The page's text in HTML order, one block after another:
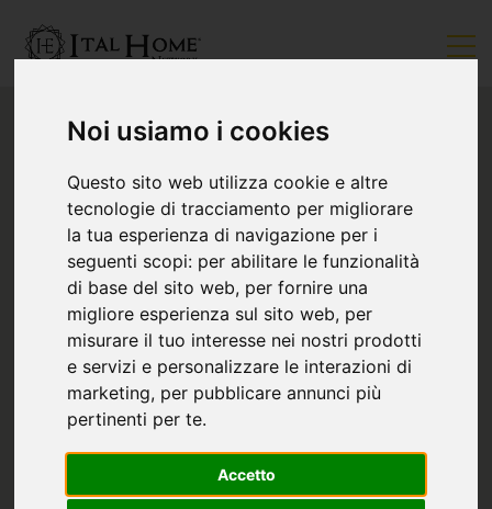
Noi usiamo i cookies
Questo sito web utilizza cookie e altre
tecnologie di tracciamento per migliorare
la tua esperienza di navigazione per i
seguenti scopi: per abilitare le funzionalità
di base del sito web, per fornire una
migliore esperienza sul sito web, per
misurare il tuo interesse nei nostri prodotti
e servizi e personalizzare le interazioni di
marketing, per pubblicare annunci più
pertinenti per te.
Accetto